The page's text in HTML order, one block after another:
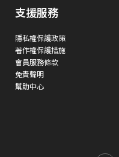
支援服務
隱私權保護政策
著作權保護措施
會員服務條款
免責聲明
幫助中心